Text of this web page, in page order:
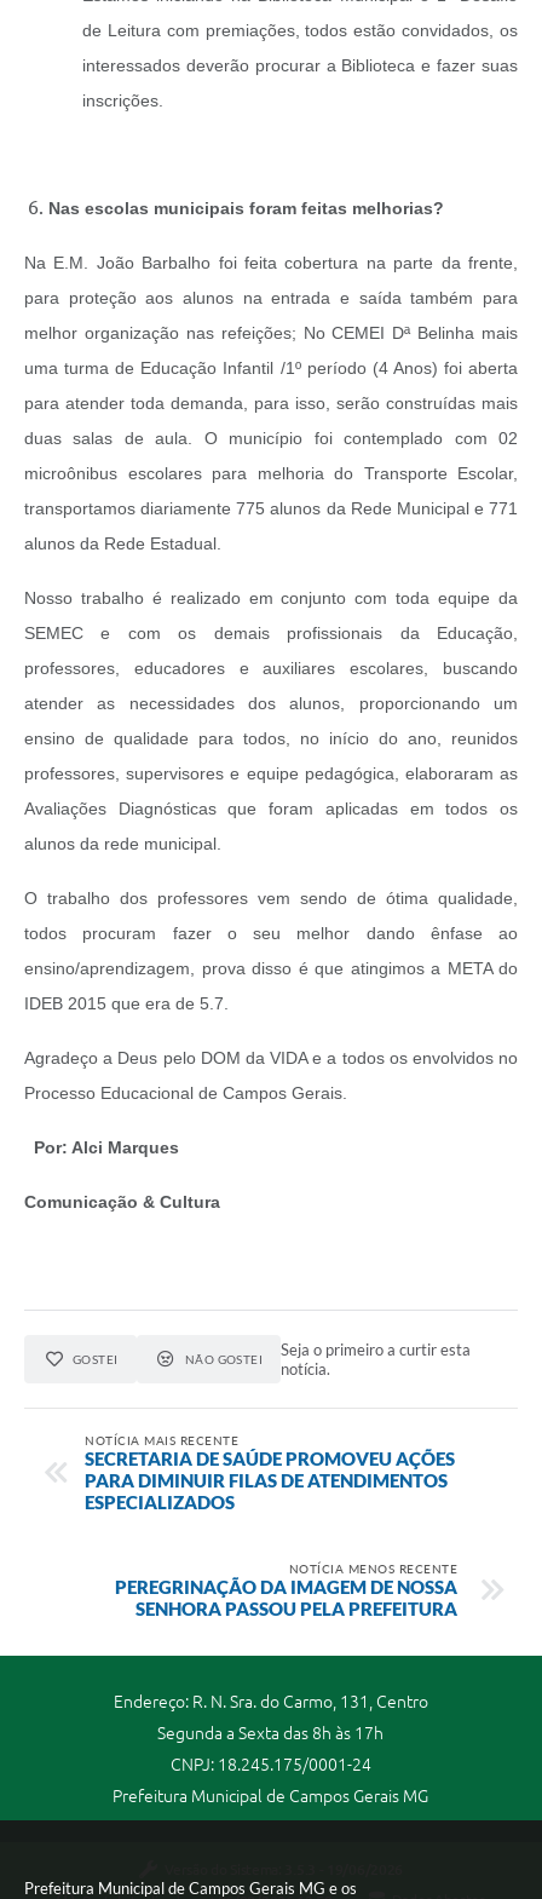
Prefeitura Municipal de Campos Gerais MG e os
de Leitura com premiações, todos estão convidados, os
interessados deverão procurar a Biblioteca e fazer suas
inscrições.
Nas escolas municipais foram feitas melhorias?
Na E.M. João Barbalho foi feita cobertura na parte da frente,
para proteção aos alunos na entrada e saída também para
melhor organização nas refeições; No CEMEI Dª Belinha mais
uma turma de Educação Infantil /1º período (4 Anos) foi aberta
para atender toda demanda, para isso, serão construídas mais
duas salas de aula. O município foi contemplado com 02
microônibus escolares para melhoria do Transporte Escolar,
transportamos diariamente 775 alunos da Rede Municipal e 771
alunos da Rede Estadual.
Nosso trabalho é realizado em conjunto com toda equipe da
SEMEC e com os demais profissionais da Educação,
professores, educadores e auxiliares escolares, buscando
atender as necessidades dos alunos, proporcionando um
ensino de qualidade para todos, no início do ano, reunidos
professores, supervisores e equipe pedagógica, elaboraram as
Avaliações Diagnósticas que foram aplicadas em todos os
alunos da rede municipal.
O trabalho dos professores vem sendo de ótima qualidade,
todos procuram fazer o seu melhor dando ênfase ao
ensino/aprendizagem, prova disso é que atingimos a META do
IDEB 2015 que era de 5.7.
Agradeço a Deus pelo DOM da VIDA e a todos os envolvidos no
Processo Educacional de Campos Gerais.
Por: Alci Marques
Comunicação & Cultura
GOSTEI NÃO GOSTEI
Seja o primeiro a curtir esta
notícia.
NOTÍCIA MAIS RECENTE
SECRETARIA DE SAÚDE PROMOVEU AÇÕES
PARA DIMINUIR FILAS DE ATENDIMENTOS
ESPECIALIZADOS
NOTÍCIA MENOS RECENTE
PEREGRINAÇÃO DA IMAGEM DE NOSSA
SENHORA PASSOU PELA PREFEITURA
Endereço: R. N. Sra. do Carmo, 131, Centro
Segunda a Sexta das 8h às 17h
CNPJ: 18.245.175/0001-24
Prefeitura Municipal de Campos Gerais MG